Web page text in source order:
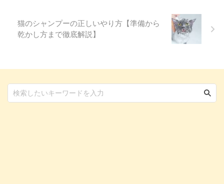
猫のシャンプーの正しいやり方【準備から
乾かし方まで徹底解説】